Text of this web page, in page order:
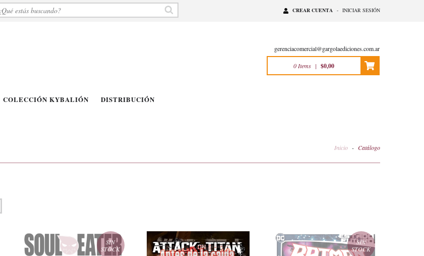
CREAR CUENTA - INICIAR SESIÓN
gerenciacomercial@gargolaediciones.com.ar
0 Items | $0,00
COLECCIÓN KYBALIÓN DISTRIBUCIÓN
Inicio - Catálogo
SIN
STOCK
SIN
STOCK